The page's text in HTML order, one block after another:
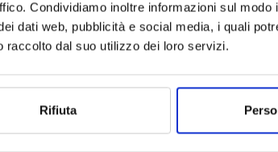
Condividiamo inoltre informazioni sul
dati web, pubblicità e social media, i quali
raccolto dal suo utilizzo dei loro servizi.
Rifiuta